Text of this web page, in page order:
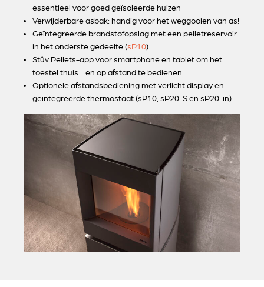
essentieel voor goed geïsoleerde huizen
Verwijderbare asbak: handig voor het weggooien van as!
Geïntegreerde brandstofopslag met een pelletreservoir
in het onderste gedeelte (sP10)
Stûv Pellets-app voor smartphone en tablet om het
toestel thuis en op afstand te bedienen
Optionele afstandsbediening met verlicht display en
geïntegreerde thermostaat (sP10, sP20-S en sP20-in)